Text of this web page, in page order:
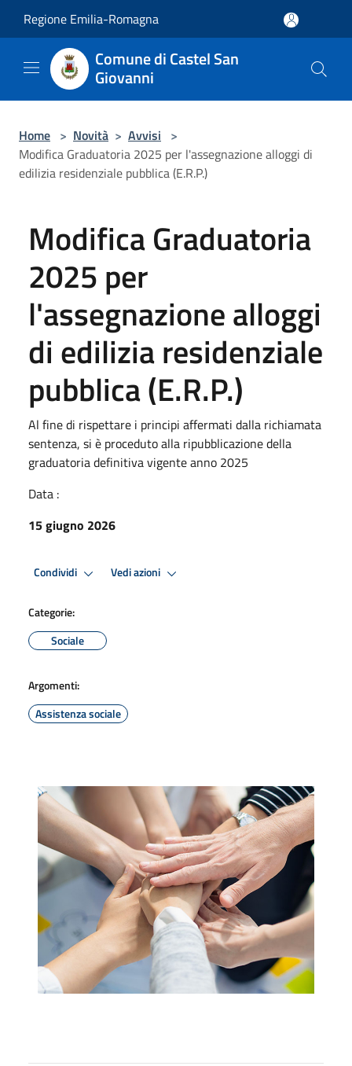
Regione Emilia-Romagna
Comune di Castel San
Giovanni
Home > Novità > Avvisi >
Modifica Graduatoria 2025 per l'assegnazione alloggi di
edilizia residenziale pubblica (E.R.P.)
Modifica Graduatoria
2025 per
l'assegnazione alloggi
di edilizia residenziale
pubblica (E.R.P.)
Al fine di rispettare i principi affermati dalla richiamata
sentenza, si è proceduto alla ripubblicazione della
graduatoria definitiva vigente anno 2025
Data :
15 giugno 2026
Condividi Vedi azioni
Categorie:
Sociale
Argomenti:
Assistenza sociale